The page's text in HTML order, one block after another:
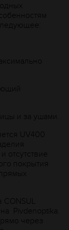
и за ушами.
UV400
отсутствие
покрытия
Рivdenoptika.
через